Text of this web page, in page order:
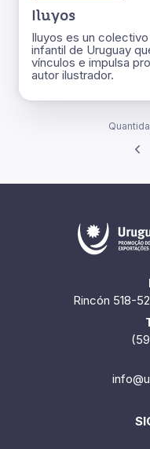
Iluyos
Iluyos es un
infantil de Uruguay
vínculos e impulsa
autor ilustrador.
Rincón 518-